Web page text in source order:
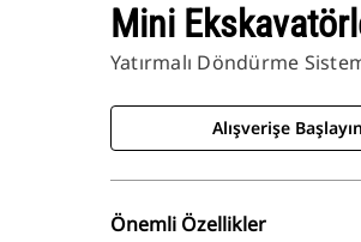
Mini
Yatırmalı Döndürme
Alışverişe Başlayın
Önemli Özellikler